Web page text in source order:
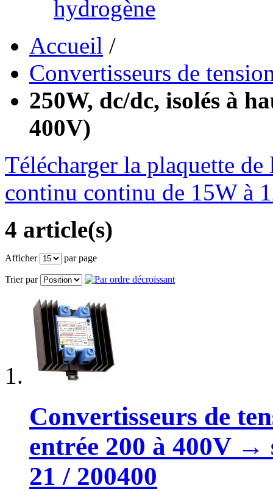
hydrogène
Accueil /
Convertisseurs de
250W, dc/dc, isolés à
400V)
Télécharger la plaquette
continu continu de 15W à
4 article(s)
Afficher par page
Trier par
Convertisseurs de
entrée 200 à 400V →
21 / 200400